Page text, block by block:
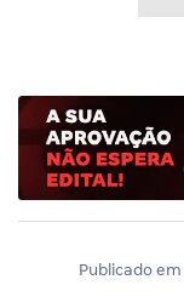
Publicado em